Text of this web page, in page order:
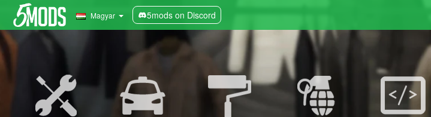
Magyar 5mods on Discord